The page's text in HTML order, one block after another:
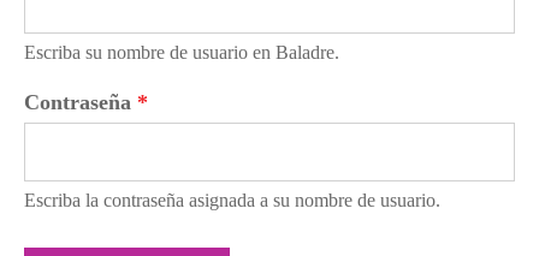
Escriba su nombre de usuario en Baladre.
Contraseña *
Escriba la contraseña asignada a su nombre de usuario.